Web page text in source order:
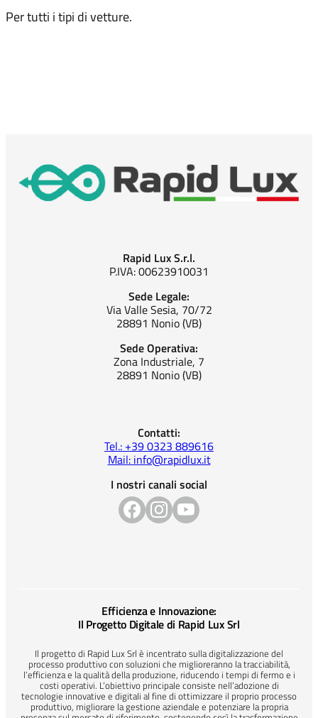
Per tutti i tipi di vetture.
Rapid Lux S.r.l.
P.IVA: 00623910031
Sede Legale:
Via Valle Sesia, 70/72
28891 Nonio (VB)
Sede Operativa:
Zona Industriale, 7
28891 Nonio (VB)
Contatti:
Tel.: +39 0323 889616
Mail: info@rapidlux.it
I nostri canali social
Efficienza e Innovazione:
Il Progetto Digitale di Rapid Lux Srl
Il progetto di Rapid Lux Srl è incentrato sulla digitalizzazione del
processo produttivo con soluzioni che miglioreranno la tracciabilità,
l’efficienza e la qualità della produzione, riducendo i tempi di fermo e i
costi operativi. L’obiettivo principale consiste nell’adozione di
tecnologie innovative e digitali al fine di ottimizzare il proprio processo
produttivo, migliorare la gestione aziendale e potenziare la propria